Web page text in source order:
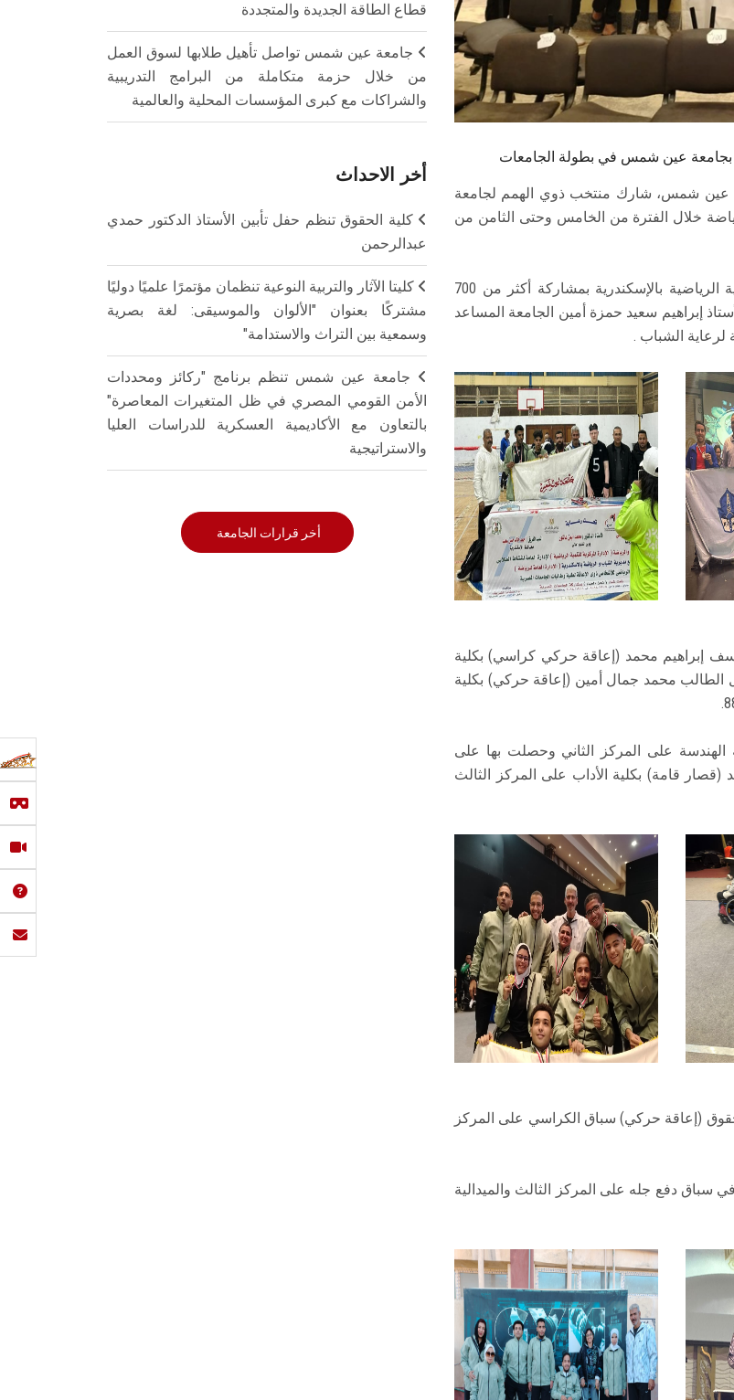
بجامعة عين شمس في بطولة الجامعات
عين شمس، شارك منتخب ذوي الهمم لجامعة
خلال الفترة من الخامس وحتى الثامن من
أقيمت المنافسات بالمدينة الشبابية بأبي قير وملاعب كلية التربية الرياضية بالإسكندرية بمشاركة أكثر من 700
قبل الأستاذ إبراهيم سعيد حمزة أمين الجامعة المساعد
لرعاية الشباب .
إبراهيم محمد (إعاقة حركي كراسي) بكلية
وحصل على الميدالية الذهبية ميزان 72، وحصل الطالب محمد جمال أمين (إعاقة حركي) بكلية
على المركز الثاني وحصلت بها على
تقى عمر أحمد (قصار قامة) بكلية الأداب على المركز الثالث
(إعاقة حركي) سباق الكراسي على المركز
سباق دفع جله على المركز الثالث والميدالية
قطاع الطاقة الجديدة والمتجددة
جامعة عين شمس تواصل تأهيل طلابها لسوق العمل
من خلال حزمة متكاملة من البرامج التدريبية
والشراكات مع كبرى المؤسسات المحلية والعالمية
أخر الاحداث
كلية الحقوق تنظم حفل تأبين الأستاذ الدكتور حمدي
عبدالرحمن
كليتا الآثار والتربية النوعية تنظمان مؤتمرًا علميًا دوليًا
مشتركًا بعنوان "الألوان والموسيقى: لغة بصرية
وسمعية بين التراث والاستدامة"
جامعة عين شمس تنظم برنامج "ركائز ومحددات
الأمن القومي المصري في ظل المتغيرات المعاصرة"
بالتعاون مع الأكاديمية العسكرية للدراسات العليا
والاستراتيجية
أخر قرارات الجامعة